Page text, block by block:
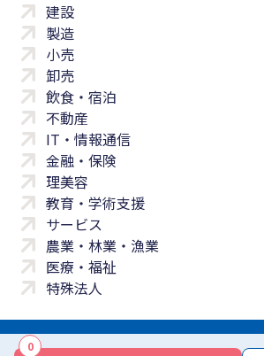
0
建設
製造
小売
卸売
飲食・宿泊
不動産
IT・情報通信
金融・保険
理美容
教育・学術支援
サービス
農業・林業・漁業
医療・福祉
特殊法人